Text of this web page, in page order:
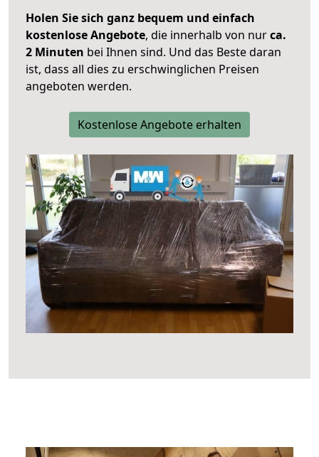
Holen Sie sich ganz bequem und einfach
kostenlose Angebote, die innerhalb von nurca.
2 Minuten bei Ihnen sind. Und das Beste daran
ist, dass all dies zu erschwinglichen Preisen
angeboten werden.
Kostenlose Angebote erhalten